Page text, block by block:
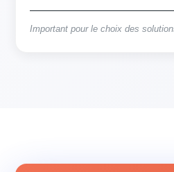
Important pour le choix des